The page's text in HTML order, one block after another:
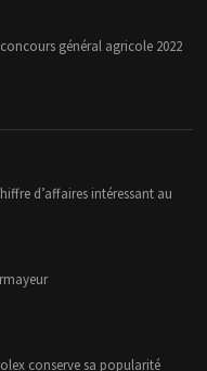
général agricole 2022
d’affaires intéressant au
conserve sa popularité